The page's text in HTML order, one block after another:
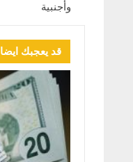
وأجنبية
قد يعجبك ايضا